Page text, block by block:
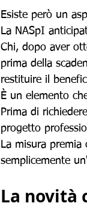
Esiste però un
La NASpI
Chi, dopo aver
prima della
restituire il
È un elemento
Prima di
progetto
La misura
semplicemente
La novità